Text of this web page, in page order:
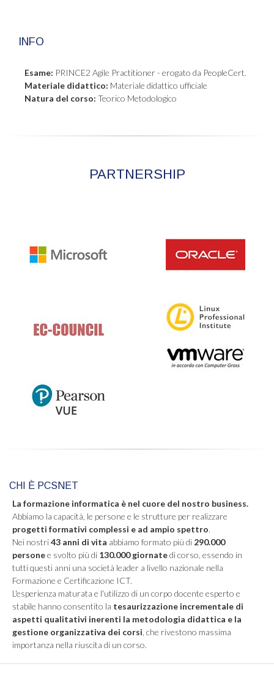
INFO
Esame: PRINCE2 Agile Practitioner - erogato da PeopleCert.
Materiale didattico: Materiale didattico ufficiale
Natura del corso: Teorico Metodologico
PARTNERSHIP
CHI È PCSNET
La formazione informatica è nel cuore del nostro business.
Abbiamo la capacità, le persone e le strutture per realizzare
progetti formativi complessi e ad ampio spettro.
Nei nostri43 anni di vita abbiamo formato più di 290.000
personee svolto più di 130.000 giornatedi corso, essendo in
tutti questi anni una società leader a livello nazionale nella
Formazione e Certificazione ICT.
L'esperienza maturata e l'utilizzo di un corpo docente esperto e
stabile hanno consentito la tesaurizzazione incrementale di
aspetti qualitativi inerenti la metodologia didattica e la
gestione organizzativa dei corsi , che rivestono massima
importanza nella riuscita di un corso.